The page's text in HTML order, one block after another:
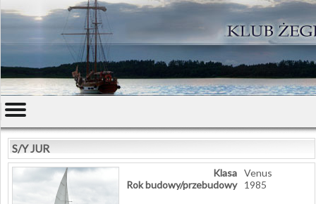
S/Y JUR
Klasa Venus
Rok budowy/przebudowy
1985